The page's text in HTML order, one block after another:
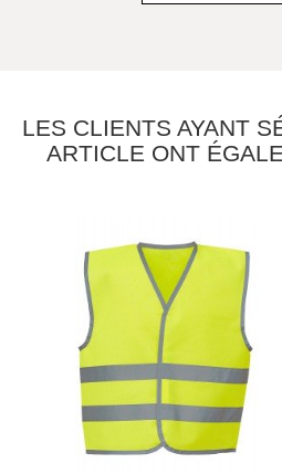
LES CLIENTS AYANT
ARTICLE ONT